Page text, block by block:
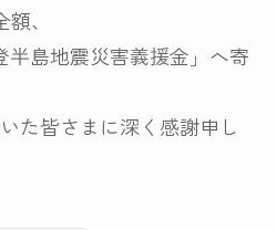
、
島地震災害義援金」へ寄
た皆さまに深く感謝申し